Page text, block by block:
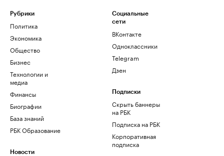
Рубрики
Политика
Экономика
Общество
Бизнес
Технологии и
медиа
Финансы
Биографии
База знаний
РБК Образование
Новости
Социальные
сети
ВКонтакте
Одноклассники
Telegram
Дзен
Подписки
Скрыть баннеры
на РБК
Подписка на РБК
Корпоративная
подписка